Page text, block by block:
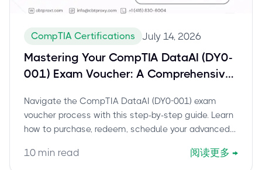
CompTIA Certifications July 14, 2026
Mastering Your CompTIA DataAI (DY0-
001) Exam Voucher: A Comprehensive
Success
Navigate the CompTIA DataAI (DY0-001) exam
voucher process with this step-by-step guide. Learn
how to purchase, redeem, schedule your advanced
Includes expert tips and current exam details.
10 min read 阅读更多 →